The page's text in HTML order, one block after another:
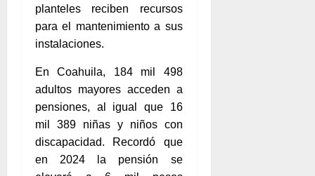
planteles reciben recursos
para el mantenimiento a sus
instalaciones.
En Coahuila, 184 mil 498
adultos mayores acceden a
pensiones, al igual que 16
mil 389 niñas y niños con
discapacidad. Recordó que
en 2024 la pensión se